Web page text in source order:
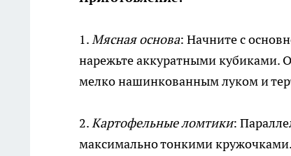
1.Мясная основа: Начните с
нарежьте аккуратными кубиками.
мелко нашинкованным луком и
2.Картофельные ломтики:
максимально тонкими